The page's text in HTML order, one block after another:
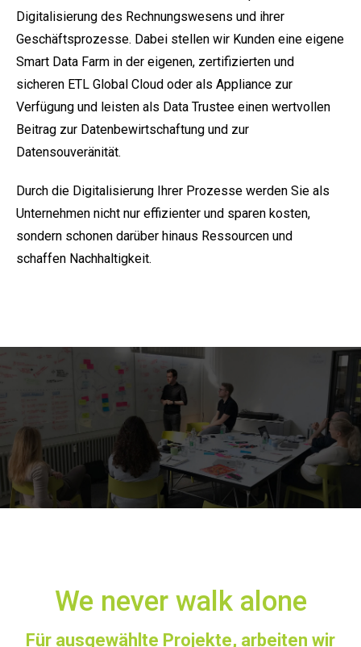
Digitalisierung des Rechnungswesens und ihrer
Geschäftsprozesse. Dabei stellen wir Kunden eine eigene
Smart Data Farm in der eigenen, zertifizierten und
sicheren ETL Global Cloud oder als Appliance zur
Verfügung und leisten als Data Trustee einen wertvollen
Beitrag zur Datenbewirtschaftung und zur
Datensouveränität.
Durch die Digitalisierung Ihrer Prozesse werden Sie als
Unternehmen nicht nur effizienter und sparen kosten,
sondern schonen darüber hinaus Ressourcen und
schaffen Nachhaltigkeit.
We never walk alone
Für ausgewählte Projekte, arbeiten wir